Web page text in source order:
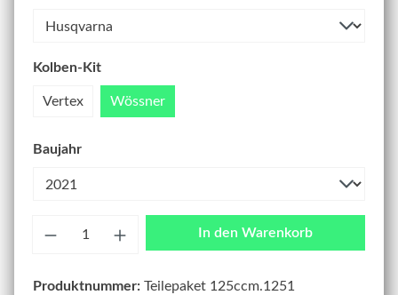
Kolben-Kit
Vertex Wössner
Baujahr
In den Warenkorb
Produktnummer: Teilepaket 125ccm.1251